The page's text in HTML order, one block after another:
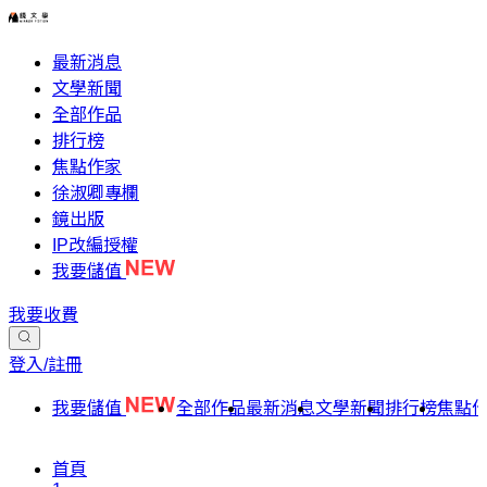
最新消息
文學新聞
全部作品
排行榜
焦點作家
徐淑卿專欄
鏡出版
IP改編授權
我要儲值
我要收費
登入/註冊
我要儲值 全部作品最新消息文學新聞排行榜焦點
首頁